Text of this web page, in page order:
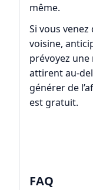
même.
Si vous venez
voisine,
prévoyez une
attirent au-
générer de
est gratuit.
FAQ